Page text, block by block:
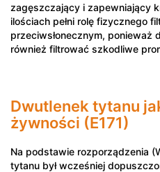
zagęszczający i zapewniający
ilościach pełni rolę fizycznego
przeciwsłonecznym, ponieważ
również filtrować szkodliwe
Dwutlenek tytanu
żywności (E171)
Na podstawie rozporządzenia
tytanu był wcześniej